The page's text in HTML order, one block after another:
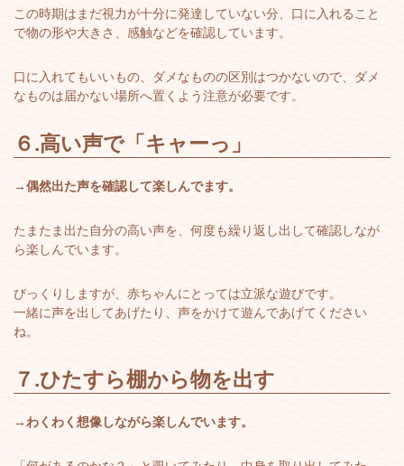
この時期はまだ視力が十分に発達していない分、口に入れること
で物の形や大きさ、感触などを確認しています。
口に入れてもいいもの、ダメなものの区別はつかないので、ダメ
なものは届かない場所へ置くよう注意が必要です。
６.高い声で「キャーっ」
→偶然出た声を確認して楽しんでます。
たまたま出た自分の高い声を、何度も繰り返し出して確認しなが
ら楽しんでいます。
びっくりしますが、赤ちゃんにとっては立派な遊びです。
一緒に声を出してあげたり、声をかけて遊んであげてください
ね。
７.ひたすら棚から物を出す
→ わくわく想像しながら楽しんでいます。